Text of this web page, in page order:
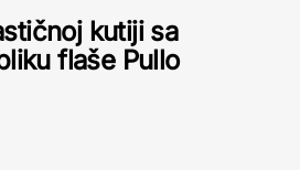
kutiji sa
flaše Pullo